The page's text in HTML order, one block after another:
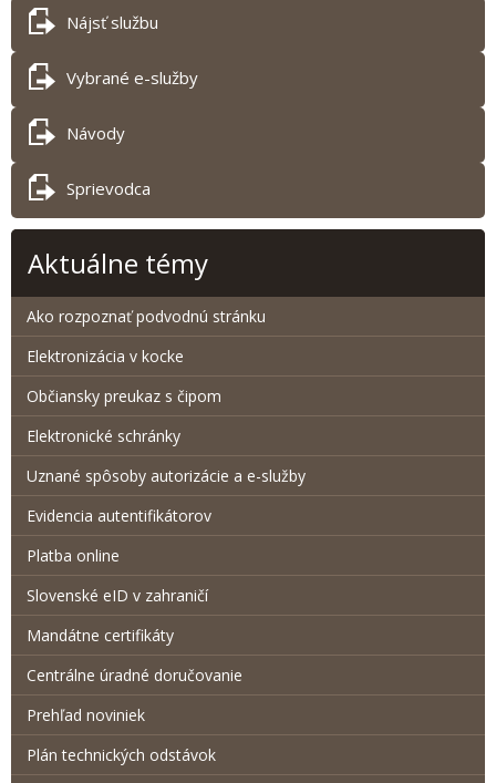
Nájsť službu
Vybrané e-služby
Návody
Sprievodca
Aktuálne témy
Ako rozpoznať podvodnú stránku
Elektronizácia v kocke
Občiansky preukaz s čipom
Elektronické schránky
Uznané spôsoby autorizácie a e-služby
Evidencia autentifikátorov
Platba online
Slovenské eID v zahraničí
Mandátne certifikáty
Centrálne úradné doručovanie
Prehľad noviniek
Plán technických odstávok